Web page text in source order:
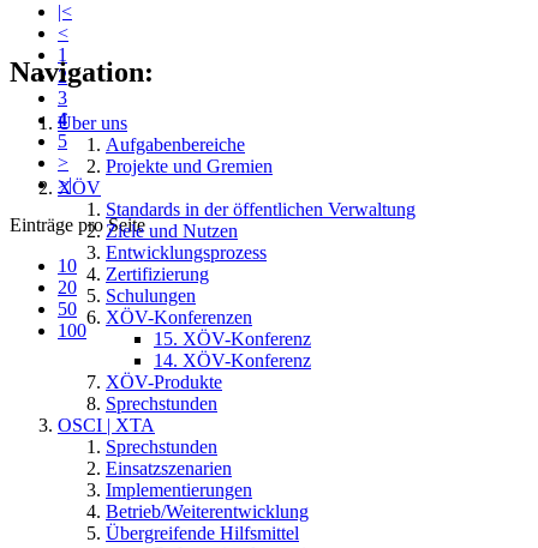
|<
<
1
2
3
4
5
>
>|
Einträge pro Seite
10
20
50
100
Navigation:
Über uns
Aufgabenbereiche
Projekte und Gremien
XÖV
Standards in der öffentlichen Verwaltung
Ziele und Nutzen
Entwicklungsprozess
Zertifizierung
Schulungen
XÖV-Konferenzen
15. XÖV-Konferenz
14. XÖV-Konferenz
XÖV-Produkte
Sprechstunden
OSCI | XTA
Sprechstunden
Einsatzszenarien
Implementierungen
Betrieb/Weiterentwicklung
Übergreifende Hilfsmittel